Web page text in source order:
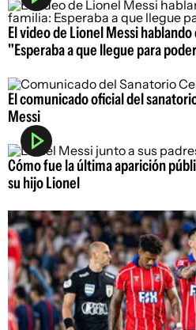
El video de Lionel Messi
"Esperaba a que llegue para
El comunicado oficial del
Messi
Cómo fue la última aparición
su hijo Lionel